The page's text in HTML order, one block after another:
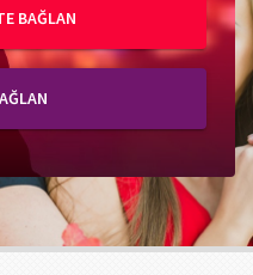
BAĞLAN